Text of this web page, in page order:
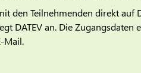
den Teilnehmenden direkt auf
DATEV an. Die
Mail.